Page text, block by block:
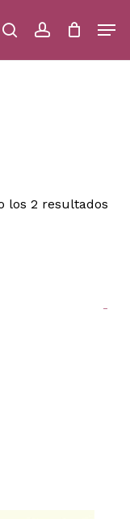
searchaccount
Close
los 2 resultados
-
Menu